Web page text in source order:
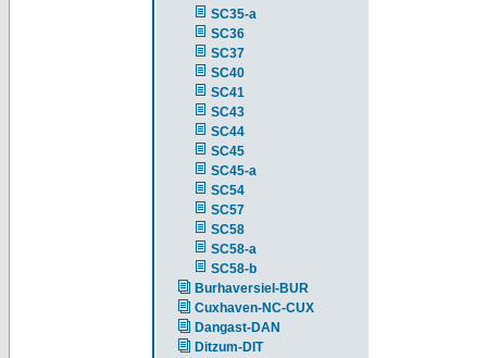
SC35-a
SC36
SC37
SC40
SC41
SC43
SC44
SC45
SC45-a
SC54
SC57
SC58
SC58-a
SC58-b
Burhaversiel-BUR
Cuxhaven-NC-CUX
Dangast-DAN
Ditzum-DIT